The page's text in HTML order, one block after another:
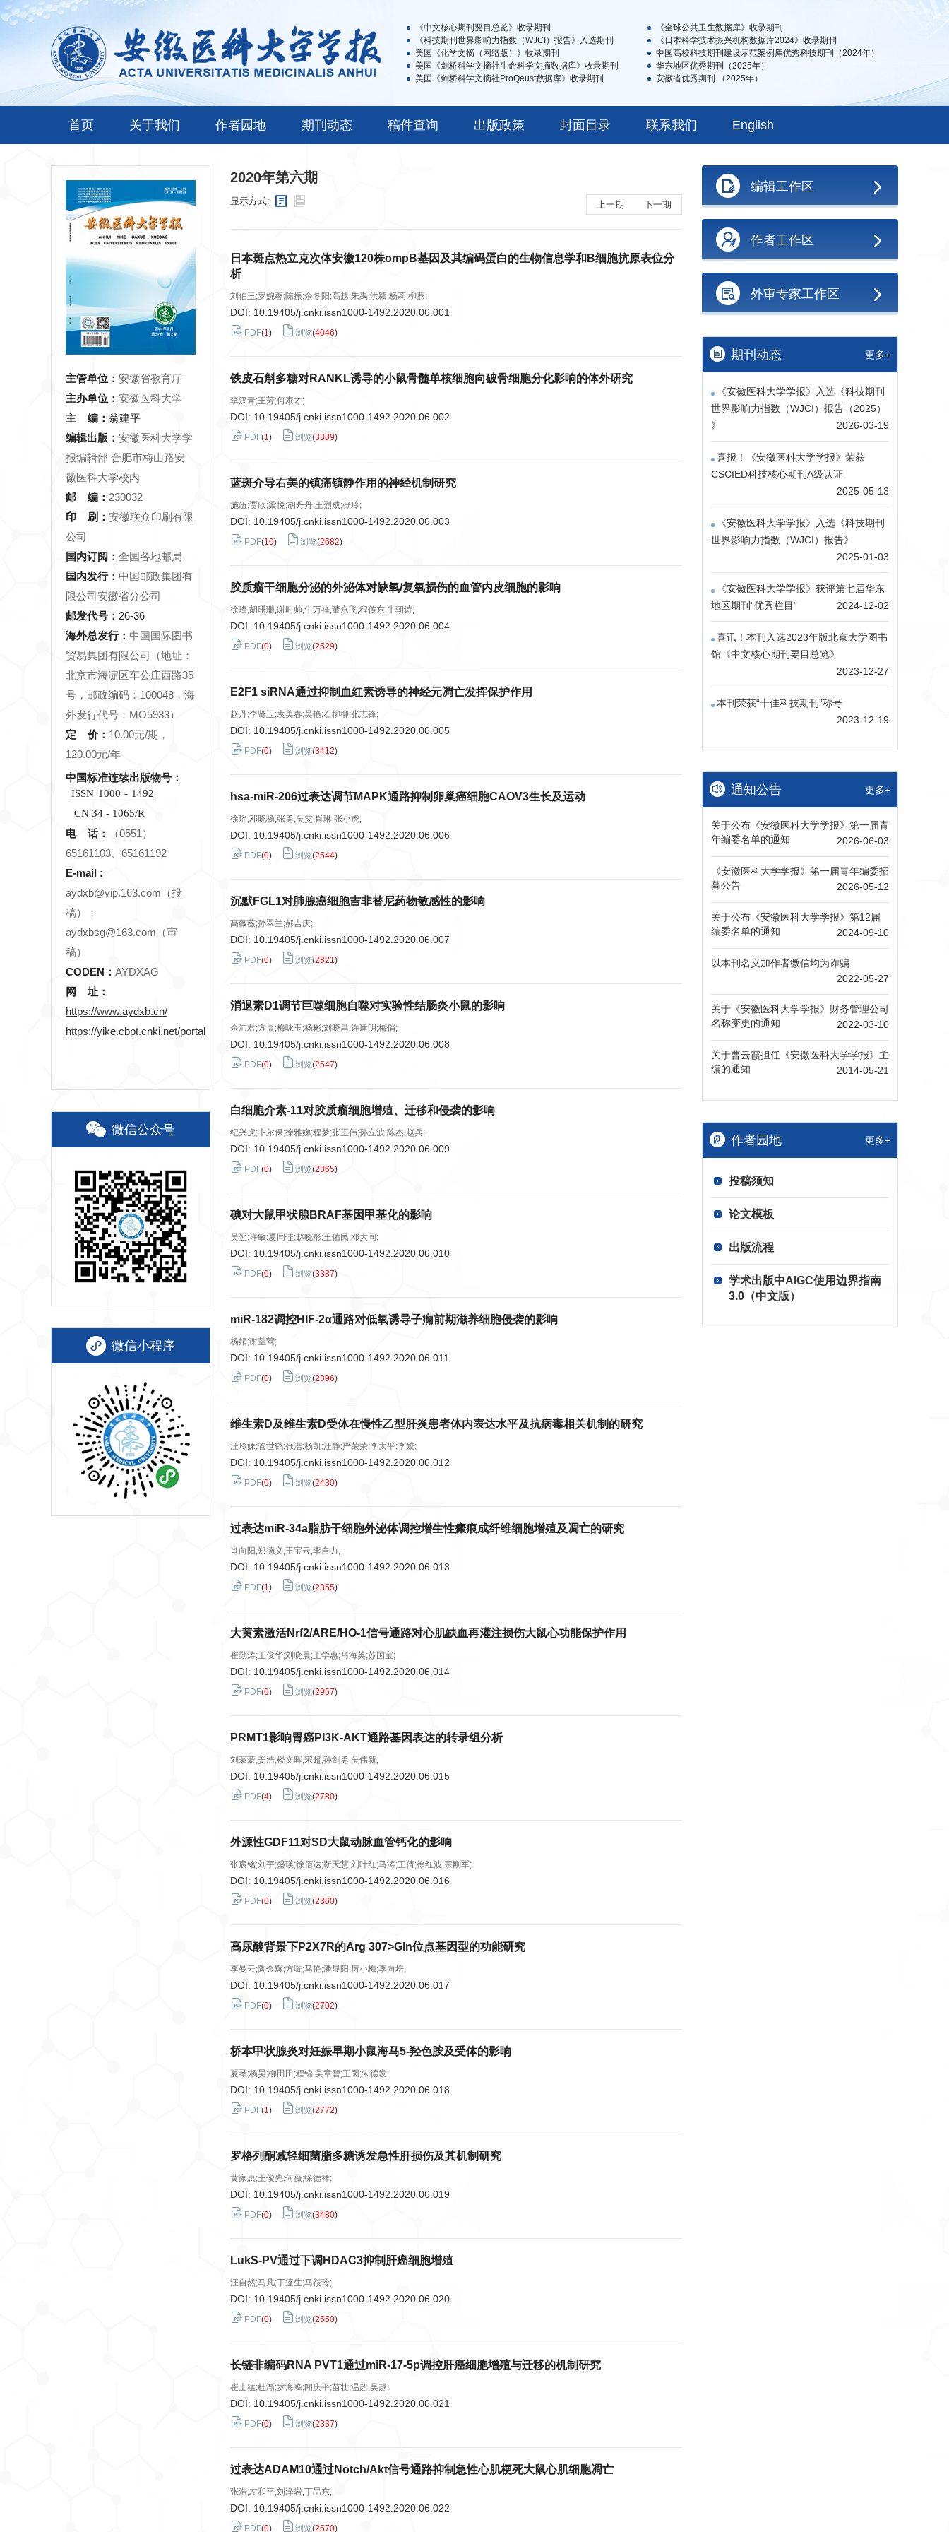
《中文核心期刊要目总览》收录期刊
《科技期刊世界影响力指数（WJCI）报告》入选期刊
美国《化学文摘（网络版）》收录期刊
美国《剑桥科学文摘社生命科学文摘数据库》收录期刊
美国《剑桥科学文摘社ProQeust数据库》收录期刊
《全球公共卫生数据库》收录期刊
《日本科学技术振兴机构数据库2024》收录期刊
中国高校科技期刊建设示范案例库优秀科技期刊（2024年）
华东地区优秀期刊（2025年）
安徽省优秀期刊 （2025年）
首页 关于我们 作者园地 期刊动态 稿件查询 出版政策 封面目录 联系我们 English
主管单位： 安徽省教育厅
主办单位： 安徽医科大学
主 编： 翁建平
编辑出版： 安徽医科大学学
报编辑部 合肥市梅山路安
徽医科大学校内
邮 编： 230032
印 刷： 安徽联众印刷有限
公司
国内订阅： 全国各地邮局
国内发行： 中国邮政集团有
限公司安徽省分公司
邮发代号： 26-36
海外总发行： 中国国际图书
贸易集团有限公司（地址：
北京市海淀区车公庄西路35
号，邮政编码：100048，海
外发行代号：MO5933）
定 价： 10.00元/期，
120.00元/年
中国标准连续出版物号：
ISSN 1000 - 1492
CN 34 - 1065/R
电 话：
（0551）
65161103、65161192
E-mail :
aydxb@vip.163.com（投
稿）；
aydxbsg@163.com（审
稿）
CODEN： AYDXAG
网 址：
https://www.aydxb.cn/
https://yike.cbpt.cnki.net/portal
微信公众号
微信小程序
2020年第六期
显示方式: 上一期 下一期
日本斑点热立克次体安徽120株ompB基因及其编码蛋白的生物信息学和B细胞抗原表位分
析
刘伯玉;罗婉蓉;陈振;余冬阳;高越;朱禹;洪颖;杨莉;柳燕;
DOI: 10.19405/j.cnki.issn1000-1492.2020.06.001
PDF(1) 浏览(4046)
铁皮石斛多糖对RANKL诱导的小鼠骨髓单核细胞向破骨细胞分化影响的体外研究
李汉青;王芳;何家才;
DOI: 10.19405/j.cnki.issn1000-1492.2020.06.002
PDF(1) 浏览(3389)
蓝斑介导右美的镇痛镇静作用的神经机制研究
施伍;贾欣;梁悦;胡丹丹;王烈成;张玲;
DOI: 10.19405/j.cnki.issn1000-1492.2020.06.003
PDF(10) 浏览(2682)
胶质瘤干细胞分泌的外泌体对缺氧/复氧损伤的血管内皮细胞的影响
徐峰;胡珊珊;谢时帅;牛万祥;董永飞;程传东;牛朝诗;
DOI: 10.19405/j.cnki.issn1000-1492.2020.06.004
PDF(0) 浏览(2529)
E2F1 siRNA通过抑制血红素诱导的神经元凋亡发挥保护作用
赵丹;李贤玉;袁美春;吴艳;石柳柳;张志锋;
DOI: 10.19405/j.cnki.issn1000-1492.2020.06.005
PDF(0) 浏览(3412)
hsa-miR-206过表达调节MAPK通路抑制卵巢癌细胞CAOV3生长及运动
徐瑶;邓晓杨;张勇;吴雯;肖琳;张小虎;
DOI: 10.19405/j.cnki.issn1000-1492.2020.06.006
PDF(0) 浏览(2544)
沉默FGL1对肺腺癌细胞吉非替尼药物敏感性的影响
高薇薇;孙翠兰;郝吉庆;
DOI: 10.19405/j.cnki.issn1000-1492.2020.06.007
PDF(0) 浏览(2821)
消退素D1调节巨噬细胞自噬对实验性结肠炎小鼠的影响
余沛君;方晨;梅咏玉;杨彬;刘晓昌;许建明;梅俏;
DOI: 10.19405/j.cnki.issn1000-1492.2020.06.008
PDF(0) 浏览(2547)
白细胞介素-11对胶质瘤细胞增殖、迁移和侵袭的影响
纪兴虎;卞尔保;徐雅娣;程梦;张正伟;孙立波;陈杰;赵兵;
DOI: 10.19405/j.cnki.issn1000-1492.2020.06.009
PDF(0) 浏览(2365)
碘对大鼠甲状腺BRAF基因甲基化的影响
吴翌;许敏;夏同佳;赵晓彤;王佑民;邓大同;
DOI: 10.19405/j.cnki.issn1000-1492.2020.06.010
PDF(0) 浏览(3387)
miR-182调控HIF-2α通路对低氧诱导子痫前期滋养细胞侵袭的影响
杨娟;谢莹莺;
DOI: 10.19405/j.cnki.issn1000-1492.2020.06.011
PDF(0) 浏览(2396)
维生素D及维生素D受体在慢性乙型肝炎患者体内表达水平及抗病毒相关机制的研究
汪玲妹;管世鹤;张浩;杨凯;汪静;严荣荣;李太平;李姣;
DOI: 10.19405/j.cnki.issn1000-1492.2020.06.012
PDF(0) 浏览(2430)
过表达miR-34a脂肪干细胞外泌体调控增生性瘢痕成纤维细胞增殖及凋亡的研究
肖向阳;郑德义;王宝云;李自力;
DOI: 10.19405/j.cnki.issn1000-1492.2020.06.013
PDF(1) 浏览(2355)
大黄素激活Nrf2/ARE/HO-1信号通路对心肌缺血再灌注损伤大鼠心功能保护作用
崔勤涛;王俊华;刘晓晨;王学惠;马海英;苏国宝;
DOI: 10.19405/j.cnki.issn1000-1492.2020.06.014
PDF(0) 浏览(2957)
PRMT1影响胃癌PI3K-AKT通路基因表达的转录组分析
刘蒙蒙;姜浩;楼文晖;宋超;孙剑勇;吴伟新;
DOI: 10.19405/j.cnki.issn1000-1492.2020.06.015
PDF(4) 浏览(2780)
外源性GDF11对SD大鼠动脉血管钙化的影响
张宸铭;刘宇;盛瑛;徐佰达;靳天慧;刘叶红;马涛;王倩;徐红波;宗刚军;
DOI: 10.19405/j.cnki.issn1000-1492.2020.06.016
PDF(0) 浏览(2360)
高尿酸背景下P2X7R的Arg 307>Gln位点基因型的功能研究
李曼云;陶金辉;方璇;马艳;潘显阳;厉小梅;李向培;
DOI: 10.19405/j.cnki.issn1000-1492.2020.06.017
PDF(0) 浏览(2702)
桥本甲状腺炎对妊娠早期小鼠海马5-羟色胺及受体的影响
夏琴;杨昊;柳田田;程锦;吴章碧;王囡;朱德发;
DOI: 10.19405/j.cnki.issn1000-1492.2020.06.018
PDF(1) 浏览(2772)
罗格列酮减轻细菌脂多糖诱发急性肝损伤及其机制研究
黄家惠;王俊先;何薇;徐德祥;
DOI: 10.19405/j.cnki.issn1000-1492.2020.06.019
PDF(0) 浏览(3480)
LukS-PV通过下调HDAC3抑制肝癌细胞增殖
汪自然;马凡;丁篷生;马筱玲;
DOI: 10.19405/j.cnki.issn1000-1492.2020.06.020
PDF(0) 浏览(2550)
长链非编码RNA PVT1通过miR-17-5p调控肝癌细胞增殖与迁移的机制研究
崔士猛;杜渐;罗海峰;闻庆平;苗壮;温超;吴越;
DOI: 10.19405/j.cnki.issn1000-1492.2020.06.021
PDF(0) 浏览(2337)
过表达ADAM10通过Notch/Akt信号通路抑制急性心肌梗死大鼠心肌细胞凋亡
张浩;左和平;刘泽岩;丁旵东;
DOI: 10.19405/j.cnki.issn1000-1492.2020.06.022
PDF(0) 浏览(2570)
编辑工作区
作者工作区
外审专家工作区
期刊动态 更多+
《安徽医科大学学报》入选《科技期刊
世界影响力指数（WJCI）报告（2025）​​
》
2026-03-19
喜报！《安徽医科大学学报》荣获
CSCIED科技核心期刊A级认证
2025-05-13
《安徽医科大学学报》入选《科技期刊
世界影响力指数（WJCI）报告》
2025-01-03
《安徽医科大学学报》获评第七届华东
地区期刊“优秀栏目”
2024-12-02
喜讯！本刊入选2023年版北京大学图书
馆《中文核心期刊要目总览》
2023-12-27
本刊荣获“十佳科技期刊”称号
2023-12-19
通知公告 更多+
关于公布《安徽医科大学学报》第一届青
年编委名单的通知
2026-06-03
《安徽医科大学学报》第一届青年编委招
募公告
2026-05-12
关于公布《安徽医科大学学报》第12届
编委名单的通知
2024-09-10
以本刊名义加作者微信均为诈骗
2022-05-27
关于《安徽医科大学学报》财务管理公司
名称变更的通知
2022-03-10
关于曹云霞担任《安徽医科大学学报》主
编的通知
2014-05-21
作者园地 更多+
投稿须知
论文模板
出版流程
学术出版中AIGC使用边界指南
3.0（中文版）